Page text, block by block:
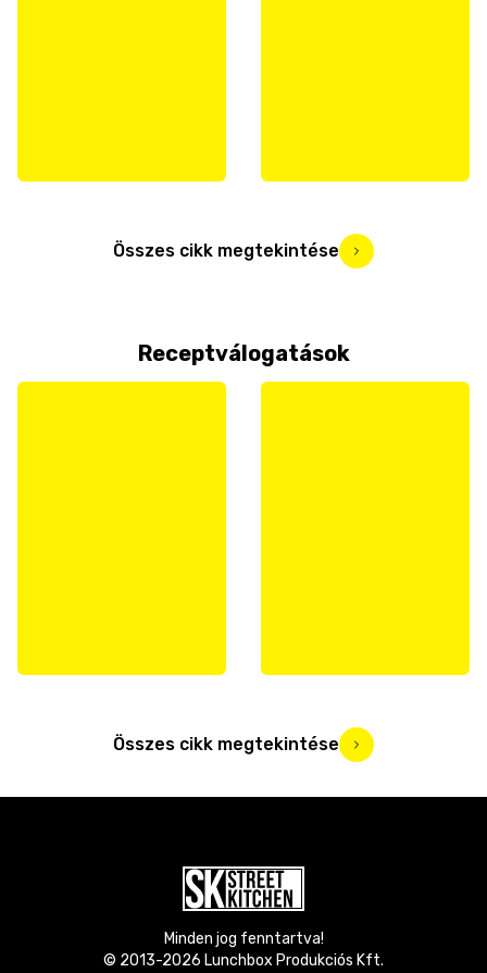
Összes cikk megtekintése
Receptválogatások
Összes cikk megtekintése
Minden jog fenntartva!
© 2013-2026 Lunchbox Produkciós Kft.